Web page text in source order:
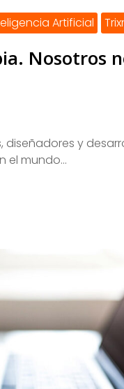
Artificial
Nosotros
diseñadores y
el mundo...